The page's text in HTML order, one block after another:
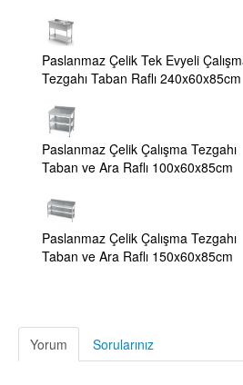
Paslanmaz Çelik Tek Evyeli
Tezgahı Taban Raflı 240x60x85cm
Paslanmaz Çelik Çalışma Tezgahı
Taban ve Ara Raflı 100x60x85cm
Paslanmaz Çelik Çalışma Tezgahı
Taban ve Ara Raflı 150x60x85cm
Yorum Sorularınız